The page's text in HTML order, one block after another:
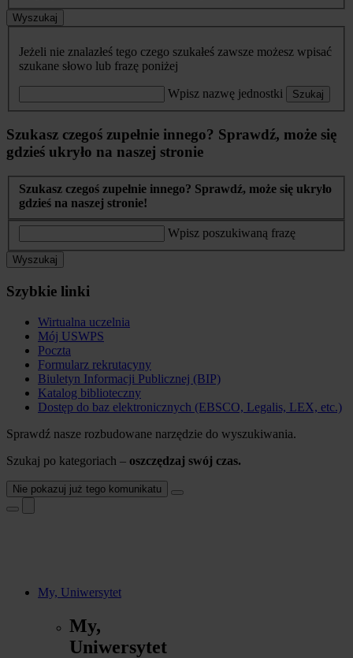
Wyszukaj
Jeżeli nie znalazłeś tego czego szukałeś zawsze możesz wpisać
szukane słowo lub frazę poniżej
Wpisz nazwę jednostki Szukaj
Szukasz czegoś zupełnie innego? Sprawdź, może się
gdzieś ukryło na naszej stronie
Szukasz czegoś zupełnie innego? Sprawdź, może się ukryło
gdzieś na naszej stronie!
Wpisz poszukiwaną frazę
Wyszukaj
Szybkie linki
Wirtualna uczelnia
Mój USWPS
Poczta
Formularz rekrutacyny
Biuletyn Informacji Publicznej (BIP)
Katalog biblioteczny
Dostęp do baz elektronicznych (EBSCO, Legalis, LEX, etc.)
Sprawdź nasze rozbudowane narzędzie do wyszukiwania.
Szukaj po kategoriach – oszczędzaj swój czas.
Nie pokazuj już tego komunikatu
My, Uniwersytet
My,
Uniwersytet